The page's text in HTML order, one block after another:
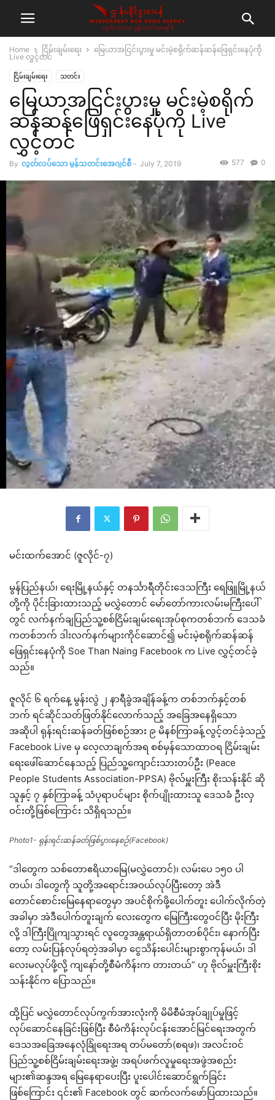
Home ငြိမ်းချမ်းရေး
မြေယာအငြင်းပွားမှု မင်းမဲ့စရိုက်ဆန်ဆန်ဖြေရှင်းနေပုံကို
Live လွှင့်တင်
ငြိမ်းချမ်းရေး သတင်း
မြေယာအငြင်းပွားမှု မင်းမဲ့စရိုက်
ဆန်ဆန်ဖြေရှင်းနေပုံကို Live
လွှင့်တင်
By လွတ်လပ်သော မွန်သတင်းအေဂျင်စီ - July 7, 2019 0
577
မင်းထက်အောင် (ဇူလိုင်-၇)
မွန်ပြည်နယ်၊ ရေးမြို့နယ်နှင့် တနင်္သာရီတိုင်းဒေသကြီး ရေဖြူမြို့နယ်
တို့ကို ပိုင်းခြားထားသည့် မလွှဲတောင် မော်တော်ကားလမ်းမကြီးပေါ်
တွင် လက်နက်ချပြည်သူ့စစ်ငြိမ်းချမ်းရေးအုပ်စုကတစ်ဘက် ဒေသခံ
ကတစ်ဘက် ဒါးလက်နက်များကိုင်ဆောင်၍ မင်းမဲ့စရိုက်ဆန်ဆန်
ဖြေရှင်းနေပုံကို Soe Than Naing Facebook က Live လွှင့်တင်ခဲ့
သည်။
ဇူလိုင် ၆ ရက်နေ့ မွန်းလွဲ ၂ နာရီခွဲအချိန်ခန့်က တစ်ဘက်နှင့်တစ်
ဘက် ရင်ဆိုင်သတ်ဖြတ်နိုင်လောက်သည့် အခြေအနေရှိသော
အဆိုပါ ရုန်းရင်းဆန်ခတ်ဖြစ်စဉ်အား ၉ မိနစ်ကြာခန့်လွင့်တင်ခဲ့သည့်
Facebook Live မှ လေ့လာချက်အရ စစ်မှန်သောထာဝရ ငြိမ်းချမ်း
ရေးဖေါ်ဆောင်နေသည့် ပြည်သူ့ကျောင်းသားတပ်ဦး (Peace
People Students Association-PPSA) ဗိုလ်မှူးကြီး စိုးသန်းနိုင် ဆို
သူနှင့် ၇ နှစ်ကြာခန့် သံပုရာပင်များ စိုက်ပျိုးထားသူ ဒေသခံ ဦးလှ
ဝင်းတို့ဖြစ်ကြောင်း သိရှိရသည်။
Photo1- ရုန်းရင်းဆန်ခတ်ဖြစ်ပွားနေစဉ်(Facebook)
“ဒါတွေက သစ်တောဧရိယာမြေ(မလွှဲတောင်)၊ လမ်းပေ ၁၅၀ ပါ
တယ်၊ ဒါတွေကို သူတို့အရောင်းအဝယ်လုပ်ပြီးတော့ အဲဒီ
တောင်စောင်းမြေနေရာတွေမှာ အပင်စိုက်ဖို့ပေါက်တူး ပေါက်လိုက်တဲ့
အခါမှာ အဲဒီပေါက်တူးချက် လေးတွေက မြေကြီးတွေဝင်ပြီး မိုးကြီး
လို့ ဒါကြီးပြိုကျသွားရင် လူတွေအန္တရာယ်ရှိတာတစ်ပိုင်း၊ နောက်ပြီး
တော့ လမ်းပြန်လုပ်ရတဲ့အခါမှာ ငွေသိန်းပေါင်းများစွာကုန်မယ်၊ ဒါ
လေးမလုပ်ဖို့လို့ ကျနော်တို့စီမံကိန်းက တားတယ်” ဟု ဗိုလ်မှူးကြီးစိုး
သန်းနိုင်က ပြောသည်။
ထို့ပြင် မလွှဲတောင်လုပ်ကွက်အားလုံးကို မိမိစီမံအုပ်ချုပ်မှုဖြင့်
လုပ်ဆောင်နေခြင်းဖြစ်ပြီး စီမံကိန်းလုပ်ငန်းအောင်မြင်ရေးအတွက်
ဒေသအခြေအနေလုံခြုံရေးအရ တပ်မတော်(စရဖ)၊ အလင်းဝင်
ပြည်သူ့စစ်ငြိမ်းချမ်းရေးအဖွဲ့၊ အရပ်ဖက်လူမှုရေးအဖွဲအစည်း
များ၏ဆန္ဒအရ မြေနေရာပေးပြီး ပူးပေါင်းဆောင်ရွက်ခြင်း
ဖြစ်ကြောင်း ၎င်း၏ Facebook တွင် ဆက်လက်ဖော်ပြထားသည်။